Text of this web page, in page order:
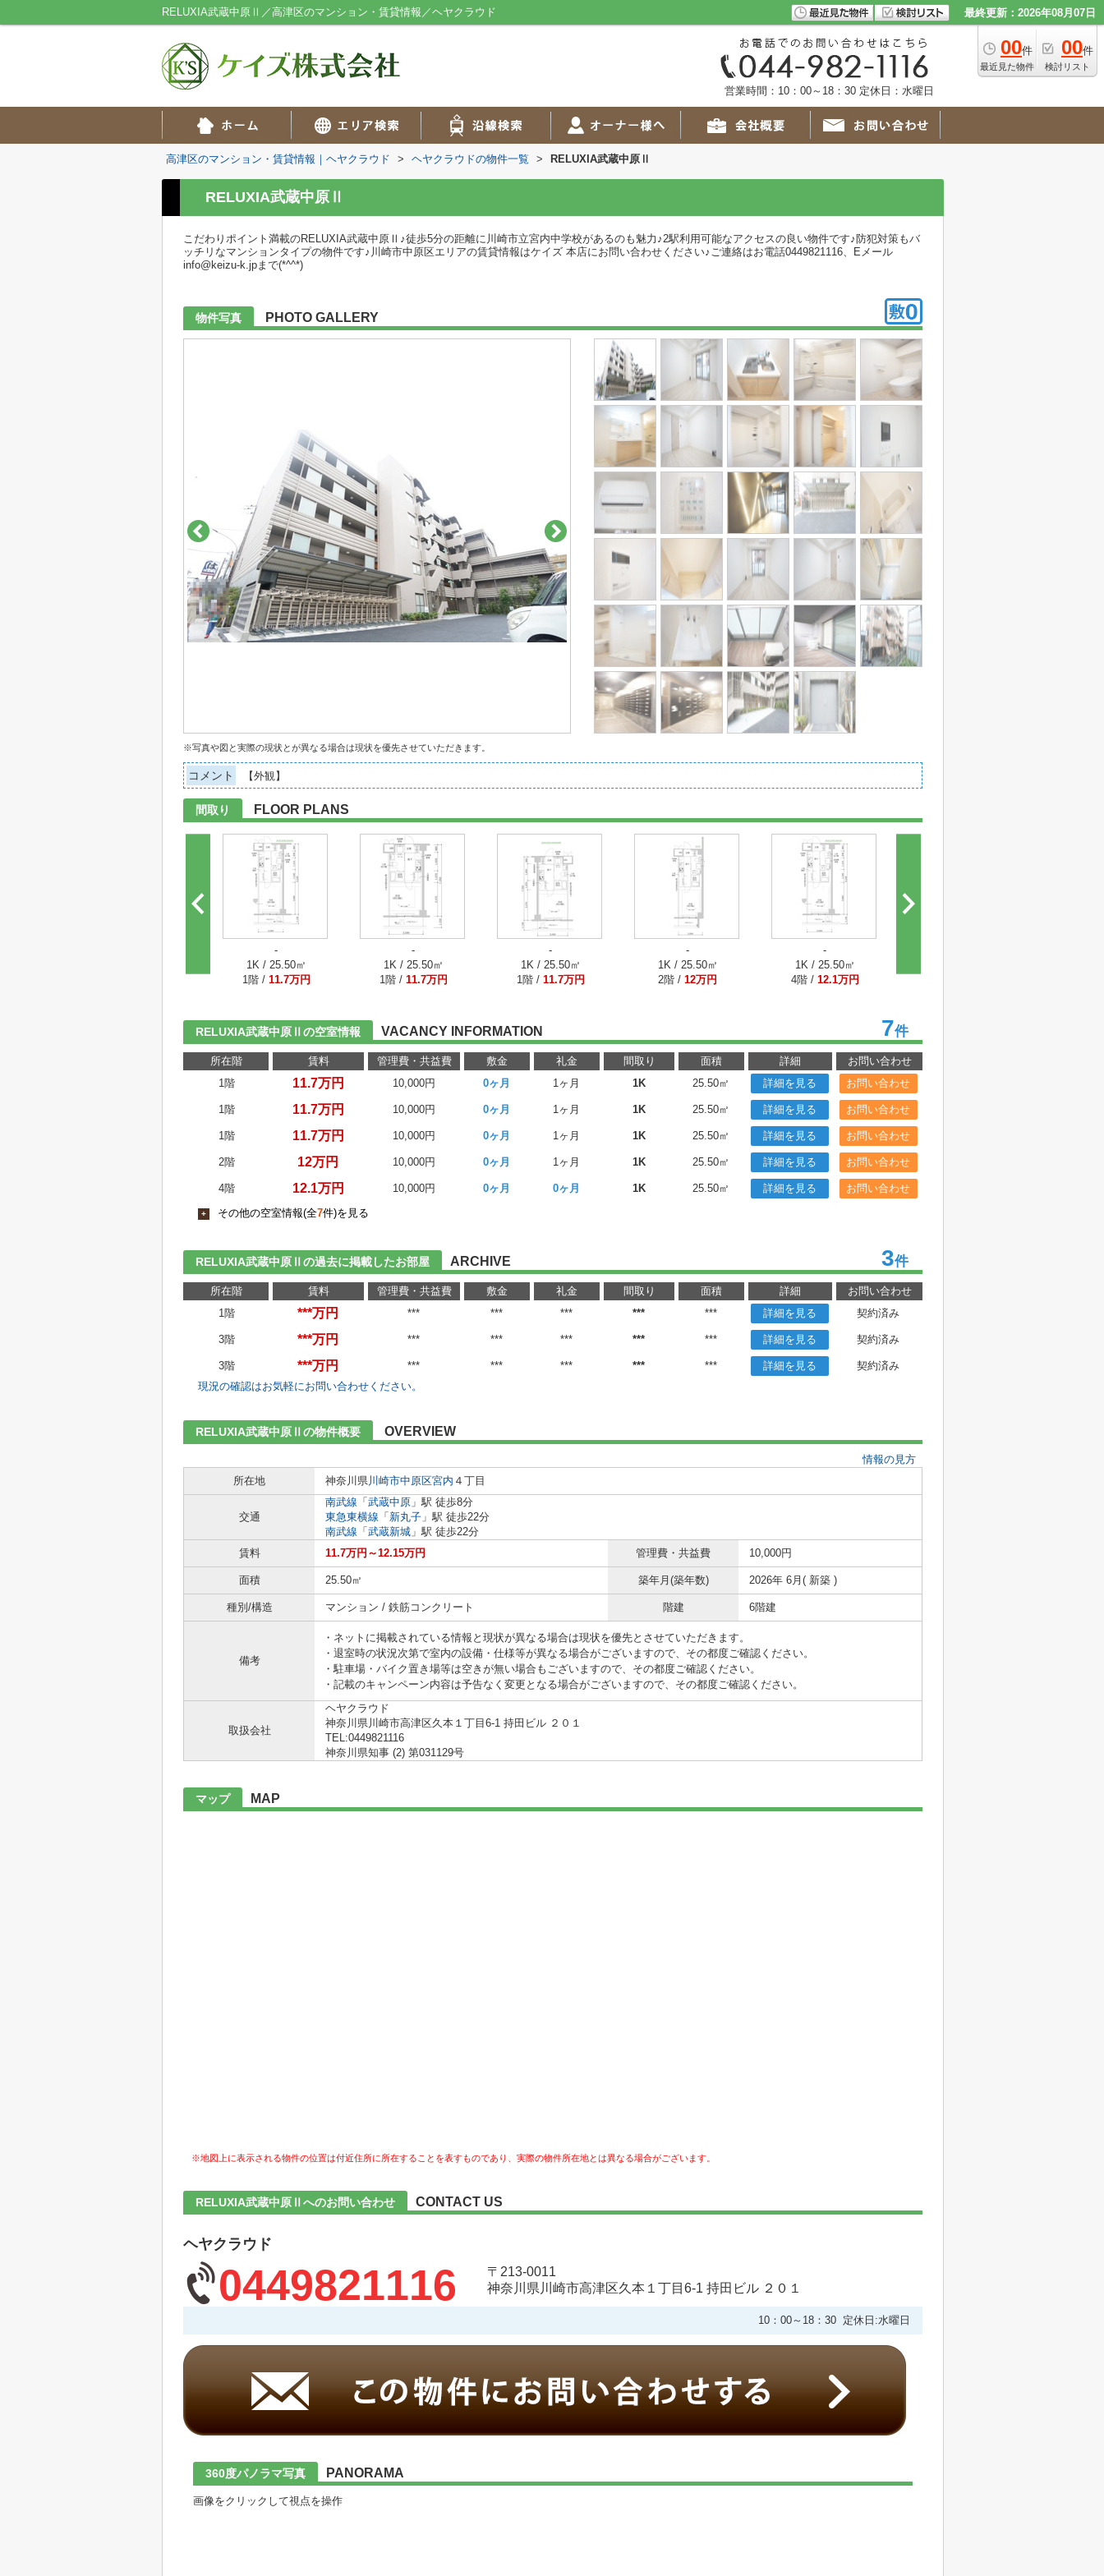
RELUXIA武蔵中原Ⅱ／高津区のマンション・賃貸情報／ヘヤクラウド 最終更新：2026年08月07日
00件
最近見た物件
00件
検討リスト
営業時間：10：00～18：30 定休日：水曜日
高津区のマンション・賃貸情報｜ヘヤクラウド > ヘヤクラウドの物件一覧 > RELUXIA武蔵中原Ⅱ
RELUXIA武蔵中原Ⅱ
こだわりポイント満載のRELUXIA武蔵中原Ⅱ♪徒歩5分の距離に川崎市立宮内中学校があるのも魅力♪2駅利用可能なアクセスの良い物件です♪防犯対策もバ
ッチリなマンションタイプの物件です♪川崎市中原区エリアの賃貸情報はケイズ 本店にお問い合わせください♪ご連絡はお電話0449821116、Eメール
info@keizu-k.jpまで(*^^*)
物件写真 PHOTO GALLERY
※写真や図と実際の現状とが異なる場合は現状を優先させていただきます。
コメント 【外観】
間取り FLOOR PLANS
-
1K / 25.50㎡
1階 / 11.7万円
-
1K / 25.50㎡
1階 / 11.7万円
-
1K / 25.50㎡
1階 / 11.7万円
-
1K / 25.50㎡
2階 / 12万円
-
1K / 25.50㎡
4階 / 12.1万円
RELUXIA武蔵中原Ⅱの空室情報 VACANCY INFORMATION 7件
所在階 賃料 管理費・共益費 敷金 礼金 間取り 面積 詳細
お問い合わせ
1階
11.7万円 10,000円 0ヶ月 1ヶ月 1K 25.50㎡ 詳細を見る お問い合わせ
1階 11.7万円 10,000円 0ヶ月 1ヶ月 1K 25.50㎡ 詳細を見る お問い合わせ
1階 11.7万円 10,000円 0ヶ月 1ヶ月 1K 25.50㎡ 詳細を見る お問い合わせ
2階 12万円 10,000円 0ヶ月 1ヶ月 1K 25.50㎡ 詳細を見る お問い合わせ
4階 12.1万円 10,000円 0ヶ月 0ヶ月 1K 25.50㎡ 詳細を見る お問い合わせ
+ その他の空室情報(全7件)を見る
RELUXIA武蔵中原Ⅱの過去に掲載したお部屋 ARCHIVE 3件
所在階 賃料 管理費・共益費 敷金 礼金 間取り 面積 詳細
お問い合わせ
1階
***万円 *** *** *** *** *** 詳細を見る 契約済み
3階 ***万円 *** *** *** *** *** 詳細を見る 契約済み
3階 ***万円 *** *** *** *** *** 詳細を見る
契約済み
現況の確認はお気軽にお問い合わせください。
RELUXIA武蔵中原Ⅱの物件概要 OVERVIEW
情報の見方
所在地
神奈川県川崎市中原区宮内 ４丁目
交通
南武線 「 武蔵中原 」駅 徒歩8分
東急東横線 「 新丸子 」駅 徒歩22分
南武線 「 武蔵新城 」駅 徒歩22分
賃料
11.7万円～12.15万円 管理費・共益費 10,000円
面積 25.50㎡ 築年月(築年数) 2026年 6月( 新築 )
種別/構造 マンション / 鉄筋コンクリート 階建 6階建
備考
・ネットに掲載されている情報と現状が異なる場合は現状を優先とさせていただきます。
・退室時の状況次第で室内の設備・仕様等が異なる場合がございますので、その都度ご確認ください。
・駐車場・バイク置き場等は空きが無い場合もございますので、その都度ご確認ください。
・記載のキャンペーン内容は予告なく変更となる場合がございますので、その都度ご確認ください。
取扱会社
ヘヤクラウド
神奈川県川崎市高津区久本１丁目6-1 持田ビル ２０１
TEL:0449821116
神奈川県知事 (2) 第031129号
マップ MAP
※地図上に表示される物件の位置は付近住所に所在することを表すものであり、実際の物件所在地とは異なる場合がございます。
RELUXIA武蔵中原Ⅱへのお問い合わせ CONTACT US
ヘヤクラウド
0449821116
〒213-0011
神奈川県川崎市高津区久本１丁目6-1 持田ビル ２０１
10：00～18：30 定休日:水曜日
360度パノラマ写真 PANORAMA
画像をクリックして視点を操作